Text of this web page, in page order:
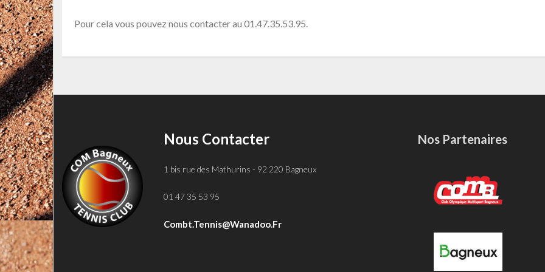
Pour cela vous pouvez nous contacter au 01.47.35.53.95.
Nous Contacter
1 bis rue des Mathurins - 92 220 Bagneux
01 47 35 53 95
Combt.tennis@wanadoo.fr
Nos Partenaires